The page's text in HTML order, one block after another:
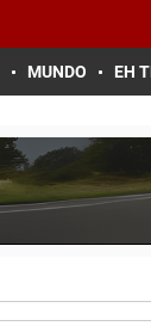
MUNDO EH